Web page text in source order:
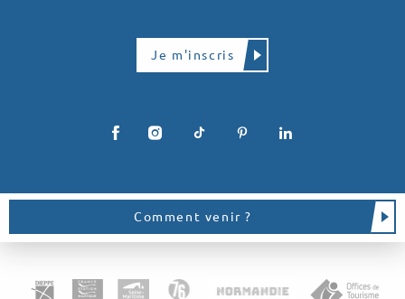
Je m'inscris
Comment venir ?